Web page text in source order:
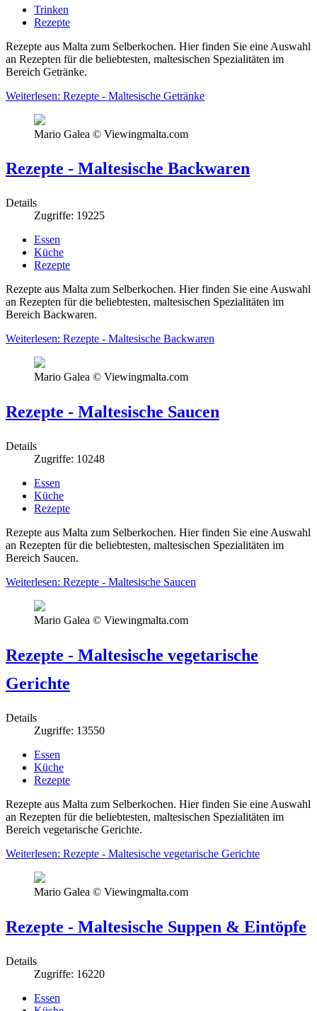
Trinken
Rezepte
Rezepte aus Malta zum Selberkochen. Hier finden Sie eine Auswahl
an Rezepten für die beliebtesten, maltesischen Spezialitäten im
Bereich Getränke.
Weiterlesen: Rezepte - Maltesische Getränke
Mario Galea © Viewingmalta.com
Rezepte - Maltesische Backwaren
Details
Zugriffe: 19225
Essen
Küche
Rezepte
Rezepte aus Malta zum Selberkochen. Hier finden Sie eine Auswahl
an Rezepten für die beliebtesten, maltesischen Spezialitäten im
Bereich Backwaren.
Weiterlesen: Rezepte - Maltesische Backwaren
Mario Galea © Viewingmalta.com
Rezepte - Maltesische Saucen
Details
Zugriffe: 10248
Essen
Küche
Rezepte
Rezepte aus Malta zum Selberkochen. Hier finden Sie eine Auswahl
an Rezepten für die beliebtesten, maltesischen Spezialitäten im
Bereich Saucen.
Weiterlesen: Rezepte - Maltesische Saucen
Mario Galea © Viewingmalta.com
Rezepte - Maltesische vegetarische
Gerichte
Details
Zugriffe: 13550
Essen
Küche
Rezepte
Rezepte aus Malta zum Selberkochen. Hier finden Sie eine Auswahl
an Rezepten für die beliebtesten, maltesischen Spezialitäten im
Bereich vegetarische Gerichte.
Weiterlesen: Rezepte - Maltesische vegetarische Gerichte
Mario Galea © Viewingmalta.com
Rezepte - Maltesische Suppen & Eintöpfe
Details
Zugriffe: 16220
Essen